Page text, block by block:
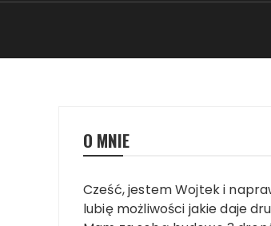
O MNIE
Cześć, jestem Wojtek i
lubię możliwości jakie daje